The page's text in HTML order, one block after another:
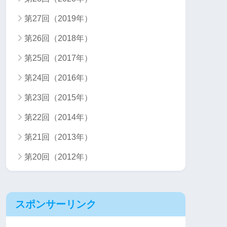
第27回（2019年）
第26回（2018年）
第25回（2017年）
第24回（2016年）
第23回（2015年）
第22回（2014年）
第21回（2013年）
第20回（2012年）
スポンサーリンク